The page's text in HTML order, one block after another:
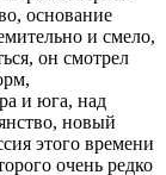
основание
и смело,
он смотрел
и юга, над
новый
этого времени
очень редко